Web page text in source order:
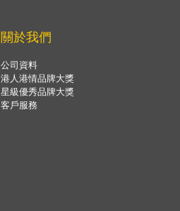
關於我們
公司資料
港人港情品牌大獎
星級優秀品牌大獎
客戶服務